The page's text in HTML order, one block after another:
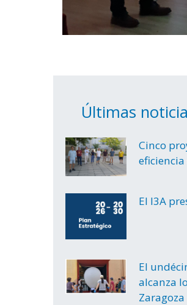
Últimas
Cinco
El I3A
El
alcanza
Zaragoza